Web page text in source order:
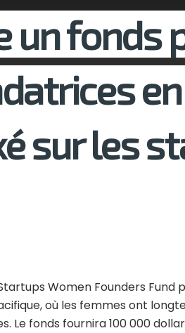
un fonds
sur les
Women Founders Fund
où les femmes ont
Le fonds fournira 100 000